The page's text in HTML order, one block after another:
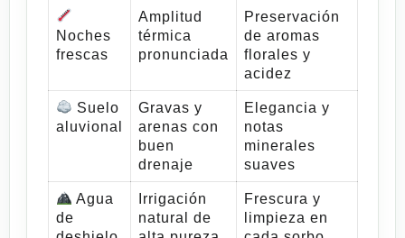
Noches
frescas
Amplitud
térmica
pronunciada
Preservación
de aromas
florales y
acidez
Suelo
aluvional
Gravas y
arenas con
buen
drenaje
Elegancia y
notas
minerales
suaves
Agua
de
Irrigación
natural de
Frescura y
limpieza en